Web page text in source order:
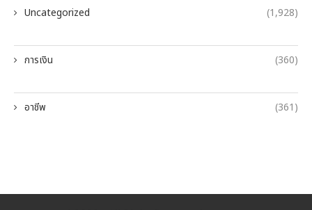
Uncategorized (1,928)
การเงิน (360)
อาชีพ (361)